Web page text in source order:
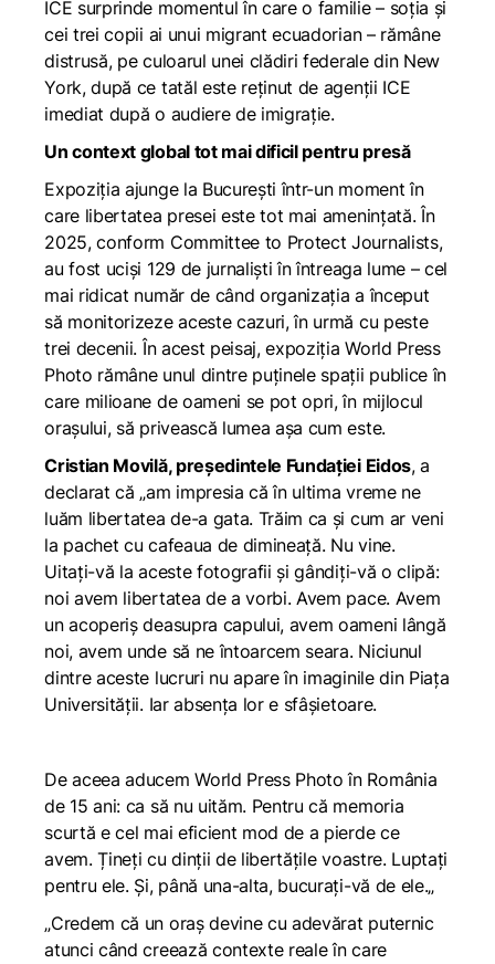
ICE surprinde momentul în care o familie – soția și
cei trei copii ai unui migrant ecuadorian – rămâne
distrusă, pe culoarul unei clădiri federale din New
York, după ce tatăl este reținut de agenții ICE
imediat după o audiere de imigrație.
Un context global tot mai dificil pentru presă
Expoziția ajunge la București într-un moment în
care libertatea presei este tot mai amenințată. În
2025, conform Committee to Protect Journalists,
au fost uciși 129 de jurnaliști în întreaga lume – cel
mai ridicat număr de când organizația a început
să monitorizeze aceste cazuri, în urmă cu peste
trei decenii. În acest peisaj, expoziția World Press
Photo rămâne unul dintre puținele spații publice în
care milioane de oameni se pot opri, în mijlocul
orașului, să privească lumea așa cum este.
Cristian Movilă, președintele Fundației Eidos, a
declarat că „am impresia că în ultima vreme ne
luăm libertatea de-a gata. Trăim ca și cum ar veni
la pachet cu cafeaua de dimineață. Nu vine.
Uitați-vă la aceste fotografii și gândiți-vă o clipă:
noi avem libertatea de a vorbi. Avem pace. Avem
un acoperiș deasupra capului, avem oameni lângă
noi, avem unde să ne întoarcem seara. Niciunul
dintre aceste lucruri nu apare în imaginile din Piața
Universității. Iar absența lor e sfâșietoare.
De aceea aducem World Press Photo în România
de 15 ani: ca să nu uităm. Pentru că memoria
scurtă e cel mai eficient mod de a pierde ce
avem. Țineți cu dinții de libertățile voastre. Luptați
pentru ele. Și, până una-alta, bucurați-vă de ele.„
„Credem că un oraș devine cu adevărat puternic
atunci când creează contexte reale în care